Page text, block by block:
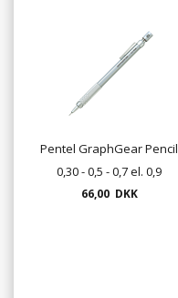
Pentel GraphGear Pencil
0,30 - 0,5 - 0,7 el. 0,9
66,00 DKK